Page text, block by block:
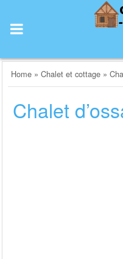
content
Home »Chalet et cottage »
Chalet